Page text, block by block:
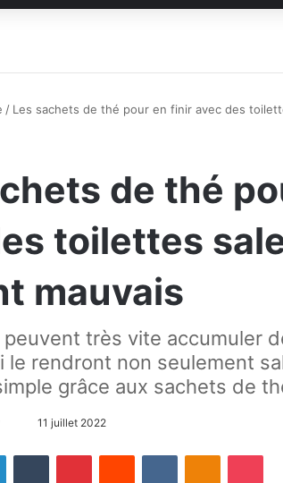
/ Les sachets de thé pour en finir avec des
de thé
toilettes
mauvais
très vite accumuler
le rendront non seulement
grâce aux sachets de
11 juillet 2022